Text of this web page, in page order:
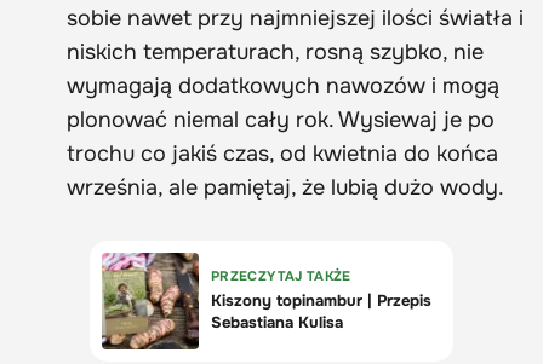
sobie nawet przy najmniejszej ilości światła i
niskich temperaturach, rosną szybko, nie
wymagają dodatkowych nawozów i mogą
plonować niemal cały rok. Wysiewaj je po
trochu co jakiś czas, od kwietnia do końca
września, ale pamiętaj, że lubią dużo wody.